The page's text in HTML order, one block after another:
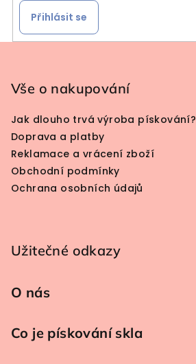
Přihlásit se
Vše o nakupování
Jak dlouho trvá výroba pískování?
Doprava a platby
Reklamace a vrácení zboží
Obchodní podmínky
Ochrana osobních údajů
Užitečné odkazy
O nás
Co je pískování skla